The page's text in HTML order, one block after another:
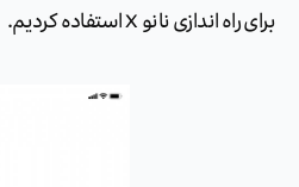
برای راه اندازی نانو X استفاده کردیم.